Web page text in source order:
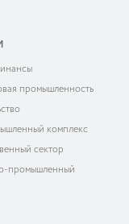
промышленность
комплекс
сектор
промышленный